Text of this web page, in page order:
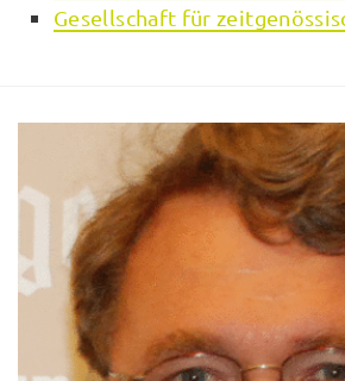
Gesellschaft für